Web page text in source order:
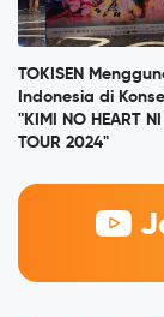
TOKISEN
Indonesia di
"KIMI NO HEART
TOUR 2024"